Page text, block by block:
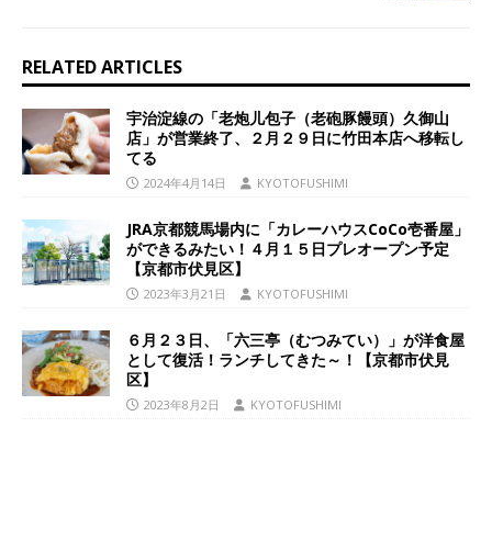
RELATED ARTICLES
宇治淀線の「老炮儿包子（老砲豚饅頭）久御山
店」が営業終了、２月２９日に竹田本店へ移転し
てる
2024年4月14日 KYOTOFUSHIMI
JRA京都競馬場内に「カレーハウスCoCo壱番屋」
ができるみたい！４月１５日プレオープン予定
【京都市伏見区】
2023年3月21日 KYOTOFUSHIMI
６月２３日、「六三亭（むつみてい）」が洋食屋
として復活！ランチしてきた～！【京都市伏見
区】
2023年8月2日 KYOTOFUSHIMI